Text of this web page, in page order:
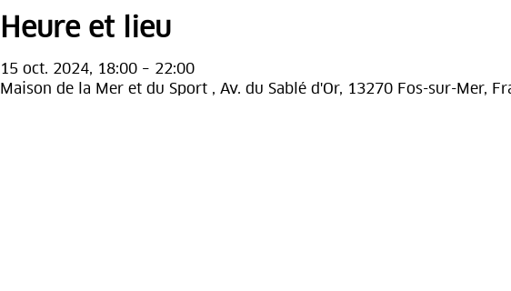
Heure et lieu
15 oct. 2024, 18:00 – 22:00
Maison de la Mer et du Sport , Av. du Sablé d'Or, 13270 Fos-sur-Mer,